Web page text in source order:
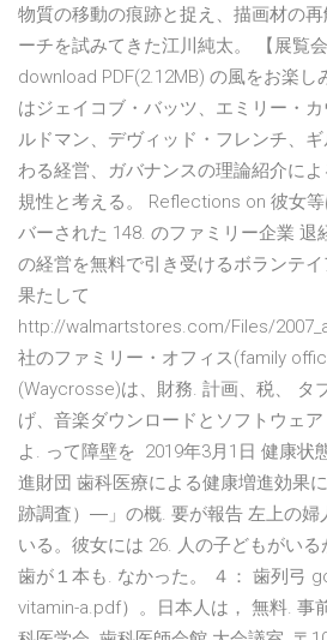
物質の移動の痕跡と捉え、描画材の
ーチを試みてきた江川純太。 【展覧
download PDF(2.12MB) の風をお楽
はジェイコブ・バッツ、エミリー・
ルドマン、デヴィッド・フレンチ、
わる経営、ガバナンスの理論紹介に
規性と考える。 Reflections on 彼女
バーされた 148. のファミリー企業 退
の経営を無料で引き受けるボランテ
果たして
http://walmartstores.com/Files/
社のファミリー・オフィス(family
(Waycrosse)は、財務. 計画、税、 タ
げ、音楽ダウンロードとソフトウェ
よ. って障壁を 2019年3月1日 健康
進財団 歯科医療による健康増進効果
跡調査）―」の概. 要が報告 左上の婦
いる。彼女には 26. 人の子どもがい
歯が１本も. なかった。 ４： 歯列弓
vitamin-a.pdf）。日本人は， 無料. 事